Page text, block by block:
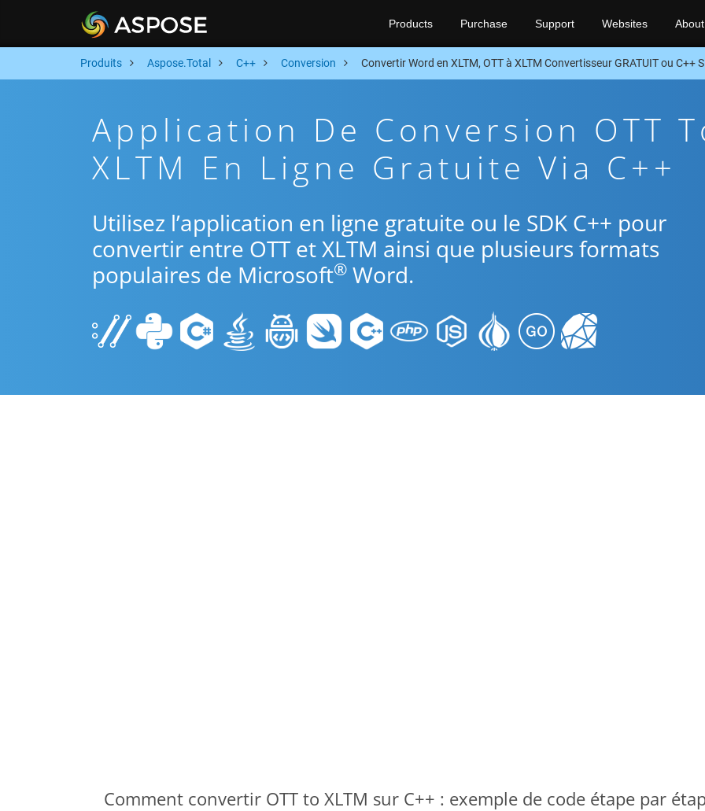
Products Purchase Support Websites About
Produits Aspose.Total C++ Conversion Convertir Word en XLTM, OTT à XLTM Convertisseur GRATUIT ou C++
Application De Conversion OTT
XLTM En Ligne Gratuite Via C++
Utilisez l’application en ligne gratuite ou le SDK C++ pour
convertir entre OTT et XLTM ainsi que plusieurs formats
populaires de Microsoft® Word.
Comment convertir OTT to XLTM sur C++ : exemple de code étape par